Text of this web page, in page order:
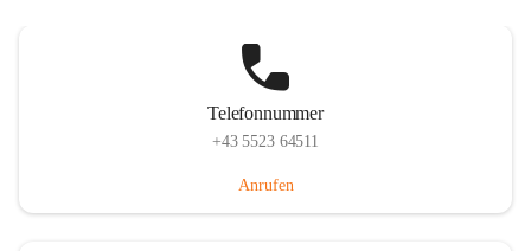
Telefonnummer
+43 5523 64511
Anrufen